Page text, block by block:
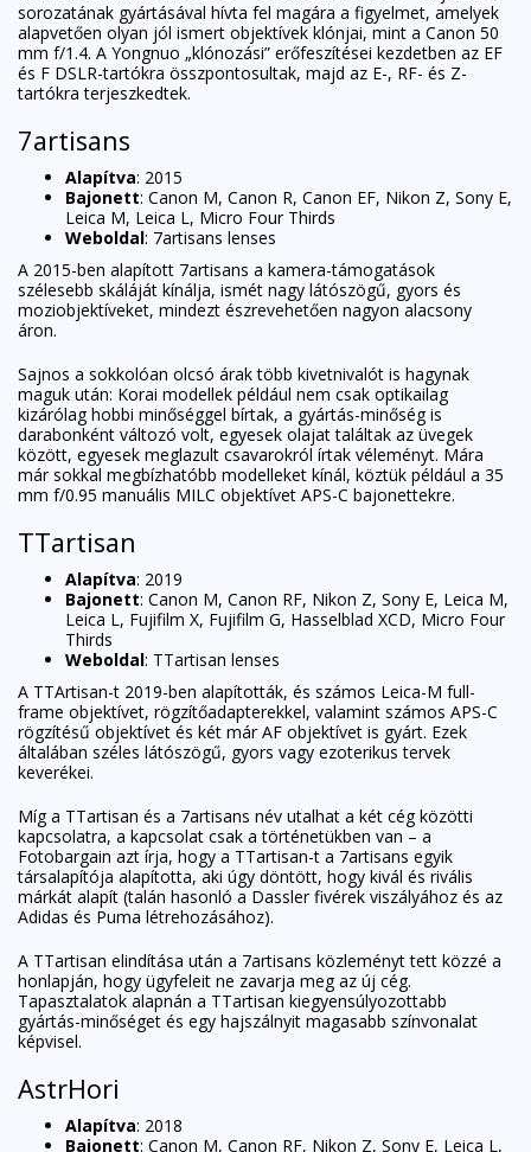
sorozatának gyártásával hívta fel magára a figyelmet, amelyek
alapvetően olyan jól ismert objektívek klónjai, mint a Canon 50
mm f/1.4. A Yongnuo „klónozási” erőfeszítései kezdetben az EF
és F DSLR-tartókra összpontosultak, majd az E-, RF- és Z-
tartókra terjeszkedtek.
7artisans
Alapítva: 2015
Bajonett: Canon M, Canon R, Canon EF, Nikon Z, Sony E,
Leica M, Leica L, Micro Four Thirds
Weboldal: 7artisans lenses
A 2015-ben alapított 7artisans a kamera-támogatások
szélesebb skáláját kínálja, ismét nagy látószögű, gyors és
moziobjektíveket, mindezt észrevehetően nagyon alacsony
áron.
Sajnos a sokkolóan olcsó árak több kivetnivalót is hagynak
maguk után: Korai modellek például nem csak optikailag
kizárólag hobbi minőséggel bírtak, a gyártás-minőség is
darabonként változó volt, egyesek olajat találtak az üvegek
között, egyesek meglazult csavarokról írtak véleményt. Mára
már sokkal megbízhatóbb modelleket kínál, köztük például a 35
mm f/0.95 manuális MILC objektívet APS-C bajonettekre.
TTartisan
Alapítva: 2019
Bajonett: Canon M, Canon RF, Nikon Z, Sony E, Leica M,
Leica L, Fujifilm X, Fujifilm G, Hasselblad XCD, Micro Four
Thirds
Weboldal: TTartisan lenses
A TTArtisan-t 2019-ben alapították, és számos Leica-M full-
frame objektívet, rögzítőadapterekkel, valamint számos APS-C
rögzítésű objektívet és két már AF objektívet is gyárt. Ezek
általában széles látószögű, gyors vagy ezoterikus tervek
keverékei.
Míg a TTartisan és a 7artisans név utalhat a két cég közötti
kapcsolatra, a kapcsolat csak a történetükben van – a
Fotobargain azt írja, hogy a TTartisan-t a 7artisans egyik
társalapítója alapította, aki úgy döntött, hogy kivál és rivális
márkát alapít (talán hasonló a Dassler fivérek viszályához és az
Adidas és Puma létrehozásához).
A TTartisan elindítása után a 7artisans közleményt tett közzé a
honlapján, hogy ügyfeleit ne zavarja meg az új cég.
Tapasztalatok alapnán a TTartisan kiegyensúlyozottabb
gyártás-minőséget és egy hajszálnyit magasabb színvonalat
képvisel.
AstrHori
Alapítva: 2018
Bajonett: Canon M, Canon RF, Nikon Z, Sony E, Leica L,